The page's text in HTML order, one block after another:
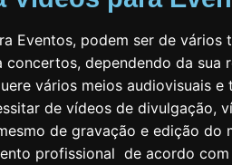
Eventos, podem ser de vários
concertos, dependendo da sua
vários meios audiovisuais e
de vídeos de divulgação,
de gravação e edição do
profissional de acordo